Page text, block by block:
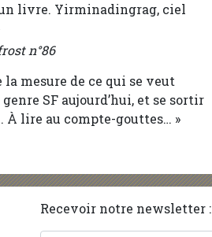
livre. Yirminadingrag, ciel
n°86
mesure de ce qui se veut
SF aujourd’hui, et se sortir
À lire au compte-gouttes… »
Recevoir notre newsletter :